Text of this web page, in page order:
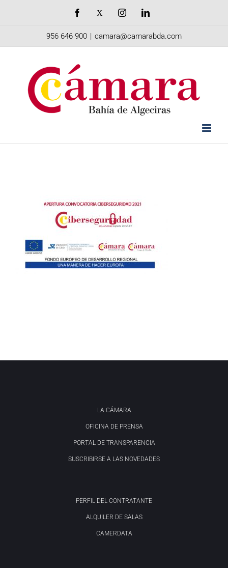
Facebook InstagramLinkedIn
956 646 900 | camara@camarabda.com
LA CÁMARA
OFICINA DE PRENSA
PORTAL DE TRANSPARENCIA
SUSCRIBIRSE A LAS NOVEDADES
PERFIL DEL CONTRATANTE
ALQUILER DE SALAS
CAMERDATA